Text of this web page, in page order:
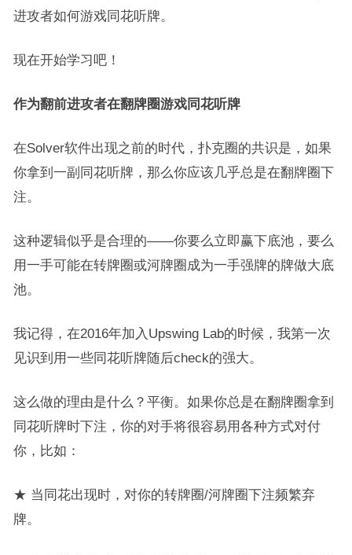
进攻者如何游戏同花听牌。
现在开始学习吧！
作为翻前进攻者在翻牌圈游戏同花听牌
在Solver软件出现之前的时代，扑克圈的共识是，如果
你拿到一副同花听牌，那么你应该几乎总是在翻牌圈下
注。
这种逻辑似乎是合理的——你要么立即赢下底池，要么
用一手可能在转牌圈或河牌圈成为一手强牌的牌做大底
池。
我记得，在2016年加入Upswing Lab的时候，我第一次
见识到用一些同花听牌随后check的强大。
这么做的理由是什么？平衡。如果你总是在翻牌圈拿到
同花听牌时下注，你的对手将很容易用各种方式对付
你，比如：
★ 当同花出现时，对你的转牌圈/河牌圈下注频繁弃
牌。